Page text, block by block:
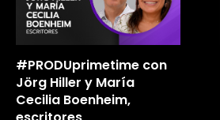
#PRODUprimetime con
Jörg Hiller y María
Cecilia Boenheim,